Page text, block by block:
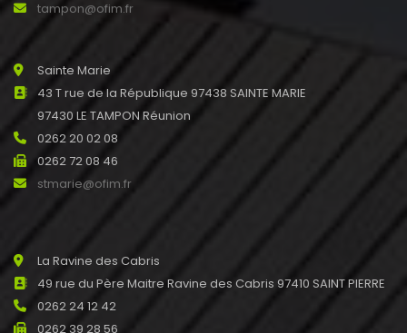
tampon@ofim.fr
Sainte Marie
43 T rue de la République 97438 SAINTE MARIE
97430 LE TAMPON Réunion
0262 20 02 08
0262 72 08 46
stmarie@ofim.fr
La Ravine des Cabris
49 rue du Père Maitre Ravine des Cabris 97410 SAINT PIERRE
0262 24 12 42
0262 39 28 56